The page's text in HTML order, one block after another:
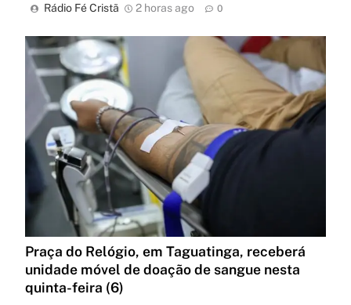
Rádio Fé Cristã 2 horas ago 0
Praça do Relógio, em Taguatinga, receberá
unidade móvel de doação de sangue nesta
quinta-feira (6)